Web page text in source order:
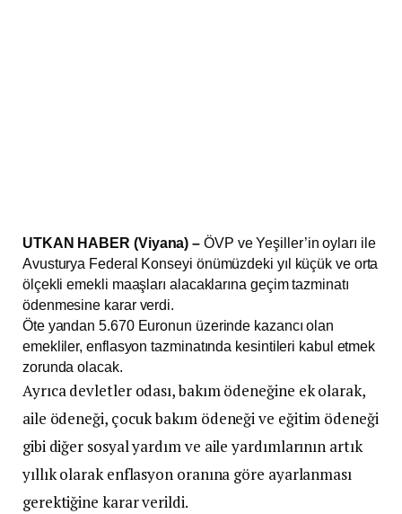
UTKAN HABER (Viyana) – ÖVP ve Yeşiller’in oyları ile
Avusturya Federal Konseyi önümüzdeki yıl küçük ve orta
ölçekli emekli maaşları alacaklarına geçim tazminatı
ödenmesine karar verdi.
Öte yandan 5.670 Euronun üzerinde kazancı olan
emekliler, enflasyon tazminatında kesintileri kabul etmek
zorunda olacak.
Ayrıca devletler odası, bakım ödeneğine ek olarak,
aile ödeneği, çocuk bakım ödeneği ve eğitim ödeneği
gibi diğer sosyal yardım ve aile yardımlarının artık
yıllık olarak enflasyon oranına göre ayarlanması
gerektiğine karar verildi.